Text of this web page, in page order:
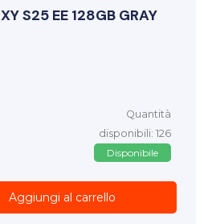
S25 EE 128GB GRAY
Quantità
disponibili: 126
Disponibile
Aggiungi al carrello